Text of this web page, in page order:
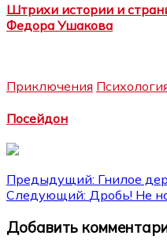
Штрихи истории и
Федора Ушакова
Приключения
Посейдон
Навигация
по
записям
Предыдущий: Гнилое
Следующий: Дробь! Не
Добавить